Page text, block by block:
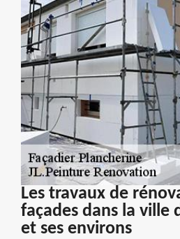
Les travaux de
façades dans la ville
et ses environs